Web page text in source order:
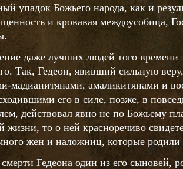
упадок Божьего народа, как и
и кровавая междоусобица,
даже лучших людей того времени
Так, Гедеон, явивший сильную
мадианитянами, амаликитянами и
его в силе, позже, в
действовал явно не по Божьему
жизни, то о ней красноречиво
жен и наложниц, которые
Гедеона один из его сыновей,